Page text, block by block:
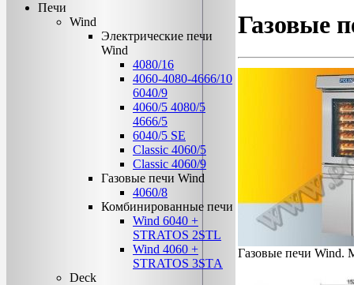
Газовые
Газовые печи Wind.
Печи
Wind
Электрические печи
Wind
4080/16
4060-4080-4666/10
6040/9
4060/5 4080/5
4666/5
6040/5 SE
Classic 4060/5
Classic 4060/9
Газовые печи Wind
4060/8
Комбинированные печи
Wind 6040 +
STRATOS 2STL
Wind 4060 +
STRATOS 3STА
Deck